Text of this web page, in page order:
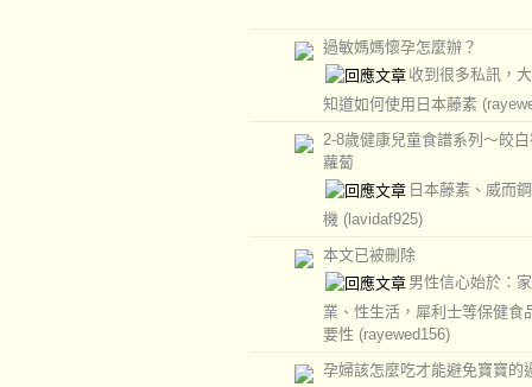
過敏媽媽懷孕怎麼辦？
收到很多私訊，
知道如何使用日本藤素
2-8歲健康兒童食譜系列～皎
蘿蔔
日本藤素、威而
機 (lavidaf925)
本文已被刪除
男性信心始於：
業、性生活，犀利士等保健食
要性 (rayewed156)
孕婦該怎麼吃才能避免寶寶的